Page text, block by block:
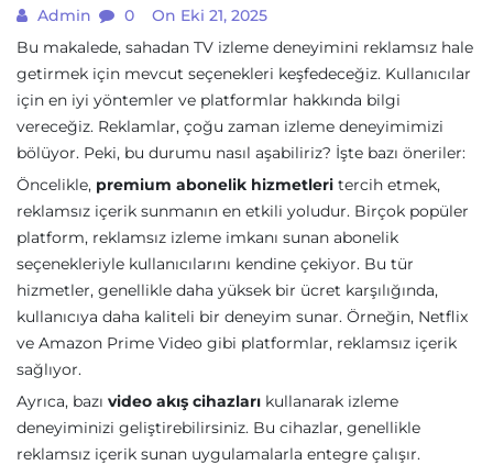
Admin 0
On Eki 21, 2025
Bu makalede, sahadan TV izleme deneyimini reklamsız hale
getirmek için mevcut seçenekleri keşfedeceğiz. Kullanıcılar
için en iyi yöntemler ve platformlar hakkında bilgi
vereceğiz. Reklamlar, çoğu zaman izleme deneyimimizi
bölüyor. Peki, bu durumu nasıl aşabiliriz? İşte bazı öneriler:
Öncelikle, premium abonelik hizmetleri tercih etmek,
reklamsız içerik sunmanın en etkili yoludur. Birçok popüler
platform, reklamsız izleme imkanı sunan abonelik
seçenekleriyle kullanıcılarını kendine çekiyor. Bu tür
hizmetler, genellikle daha yüksek bir ücret karşılığında,
kullanıcıya daha kaliteli bir deneyim sunar. Örneğin, Netflix
ve Amazon Prime Video gibi platformlar, reklamsız içerik
sağlıyor.
Ayrıca, bazı video akış cihazları kullanarak izleme
deneyiminizi geliştirebilirsiniz. Bu cihazlar, genellikle
reklamsız içerik sunan uygulamalarla entegre çalışır.